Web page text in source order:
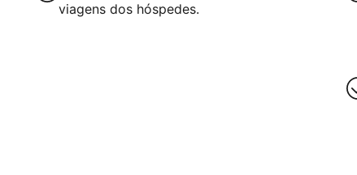
viagens dos hóspedes.